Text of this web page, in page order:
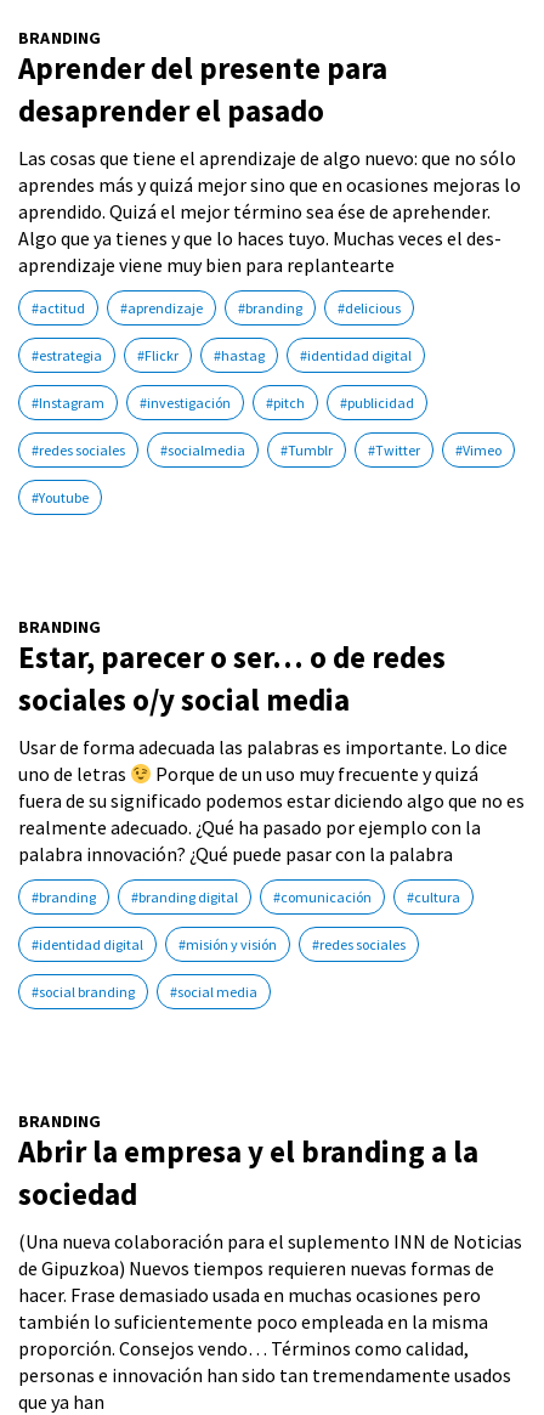
BRANDING
Aprender del presente para
desaprender el pasado
Las cosas que tiene el aprendizaje de algo nuevo: que no sólo
aprendes más y quizá mejor sino que en ocasiones mejoras lo
aprendido. Quizá el mejor término sea ése de aprehender.
Algo que ya tienes y que lo haces tuyo. Muchas veces el des-
aprendizaje viene muy bien para replantearte
#actitud #aprendizaje #branding #delicious
#estrategia #Flickr #hastag #identidad digital
#Instagram #investigación #pitch #publicidad
#redes sociales #socialmedia #Tumblr #Twitter #Vimeo
#Youtube
BRANDING
Estar, parecer o ser… o de redes
sociales o/y social media
Usar de forma adecuada las palabras es importante. Lo dice
uno de letras
Porque de un uso muy frecuente y quizá
fuera de su significado podemos estar diciendo algo que no es
realmente adecuado. ¿Qué ha pasado por ejemplo con la
palabra innovación? ¿Qué puede pasar con la palabra
#branding #branding digital #comunicación #cultura
#identidad digital #misión y visión #redes sociales
#social branding #social media
BRANDING
Abrir la empresa y el branding a la
sociedad
(Una nueva colaboración para el suplemento INN de Noticias
de Gipuzkoa) Nuevos tiempos requieren nuevas formas de
hacer. Frase demasiado usada en muchas ocasiones pero
también lo suficientemente poco empleada en la misma
proporción. Consejos vendo… Términos como calidad,
personas e innovación han sido tan tremendamente usados
que ya han